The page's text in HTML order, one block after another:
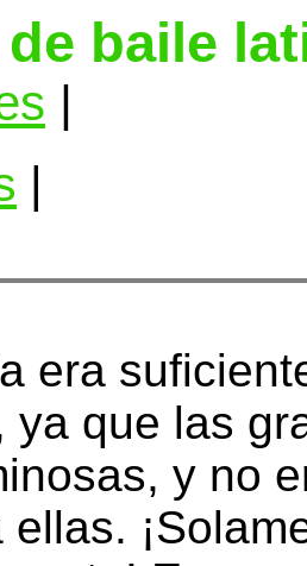
baile
|
era
ya que las
y no
ellas.